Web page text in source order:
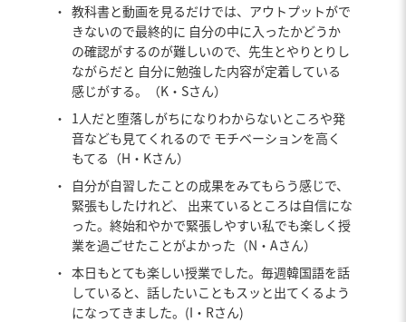
・ 教科書と動画を見るだけでは、アウトプットがで
きないので最終的に 自分の中に入ったかどうか
の確認がするのが難しいので、先生とやりとりし
ながらだと 自分に勉強した内容が定着している
感じがする。（K・Sさん）
・ 1人だと堕落しがちになりわからないところや発
音なども見てくれるので モチベーションを高く
もてる（H・Kさん）
・
自分が自習したことの成果をみてもらう感じで、
緊張もしたけれど、 出来ているところは自信にな
った。終始和やかで緊張しやすい私でも楽しく授
業を過ごせたことがよかった（N・Aさん）
・ 本日もとても楽しい授業でした。毎週韓国語を話
していると、話したいこともスッと出てくるよう
になってきました。(I・Rさん)